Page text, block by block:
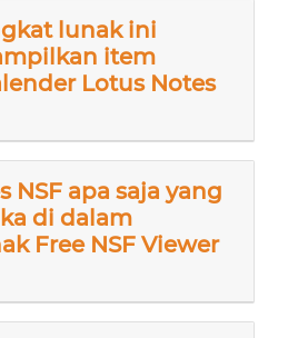
lunak ini
item
Lotus Notes
NSF apa saja yang
di dalam
Free NSF Viewer